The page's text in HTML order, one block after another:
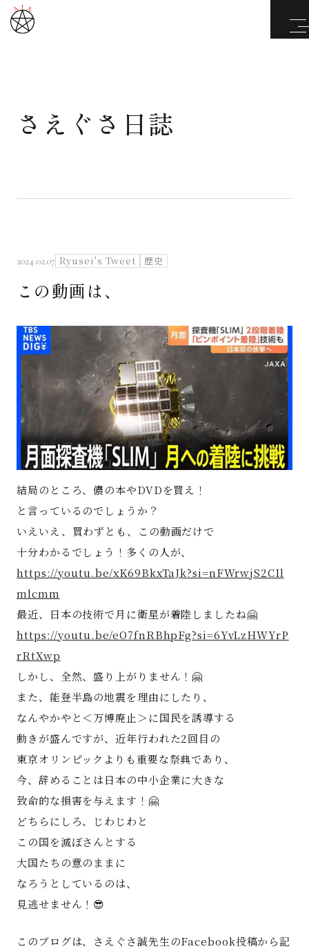
武道と医道
さえぐさ日誌
映像庫
著書
Godo AIAとは
特定商取引法に基づく表記
さえぐさ日誌
2024.02.07 Ryusei's Tweet 歴史
この動画は、
結局のところ、儂の本やDVDを買え！
と言っているのでしょうか？
いえいえ、買わずとも、この動画だけで
十分わかるでしょう！多くの人が、
https://youtu.be/xK69BkxTaJk?si=nFWrwjS2CIl
mlcmm
最近、日本の技術で月に衛星が着陸しましたね🤗
https://youtu.be/eO7fnRBhpFg?si=6YvLzHWYrP
rRtXwp
しかし、全然、盛り上がりません！🤗
また、能登半島の地震を理由にしたり、
なんやかやと＜万博廃止＞に国民を誘導する
動きが盛んですが、近年行われた2回目の
東京オリンピックよりも重要な祭典であり、
今、辞めることは日本の中小企業に大きな
致命的な損害を与えます！🤗
どちらにしろ、じわじわと
この国を滅ぼさんとする
大国たちの意のままに
なろうとしているのは、
見逃せません！😎
このブログは、さえぐさ誠先生のFacebook投稿から記